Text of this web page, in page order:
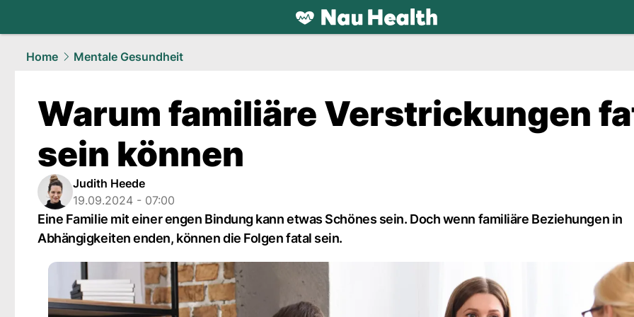
health.NAU.ch
Home
Mentale Gesundheit
Warum familiäre Verstrickungen
sein können
Judith Heede
19.09.2024 - 07:00
Eine Familie mit einer engen Bindung kann etwas Schönes sein. Doch wenn familiäre Beziehungen in
Abhängigkeiten enden, können die Folgen fatal sein.